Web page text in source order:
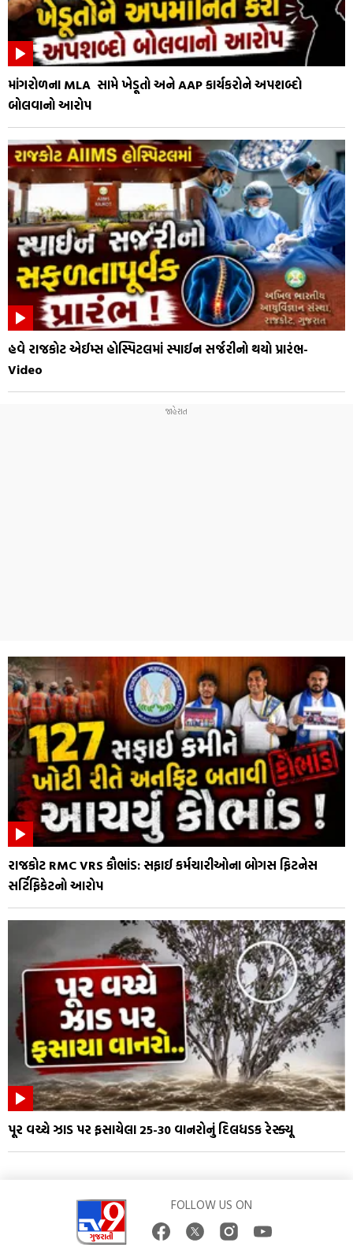
માંગરોળના MLA સામે ખેડૂતો અને AAP કાર્યકરોને અપશબ્દો
બોલવાનો આરોપ
હવે રાજકોટ એઈમ્સ હોસ્પિટલમાં સ્પાઈન સર્જરીનો થયો પ્રારંભ-
Video
રાજકોટ RMC VRS કૌભાંડ: સફાઈ કર્મચારીઓના બોગસ ફિટનેસ
સર્ટિફિકેટનો આરોપ
પૂર વચ્ચે ઝાડ પર ફસાયેલા 25-30 વાનરોનું દિલધડક રેસ્ક્યૂ
FOLLOW US ON